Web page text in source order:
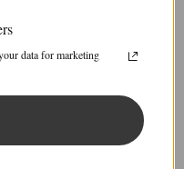
LIM
data for marketing